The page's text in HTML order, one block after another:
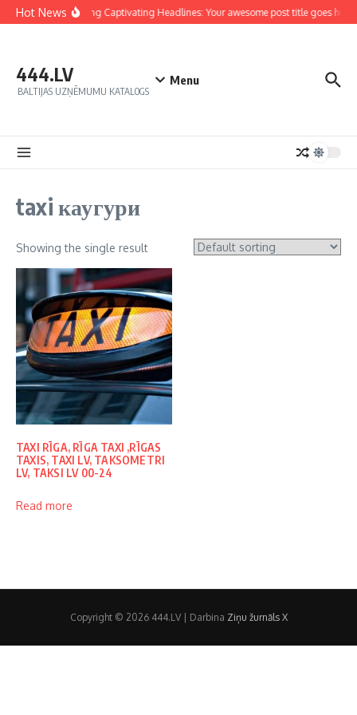
Hot NewsCrafting Captivating Headlines: Your awesome post title goes here
444.LV
BALTIJAS UZŅĒMUMU KATALOGS
Menu
taxi каугури
Showing the single result
TAXI RĪGA, RĪGA TAXI ,RĪGAS
TAXIS, TAXI LV, TAKSOMETRI
LV, TAKSI LV 00-24
Read more
Copyright © 2026 444.LV | Darbina Ziņu žurnāls X